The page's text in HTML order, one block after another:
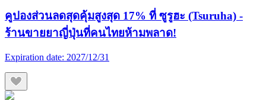
คูปองส่วนลดสุดคุ้มสูงสุด 17% ที่ ซูรูฮะ (Tsuruha) -
ร้านขายยาญี่ปุ่นที่คนไทยห้ามพลาด!
Expiration date: 2027/12/31